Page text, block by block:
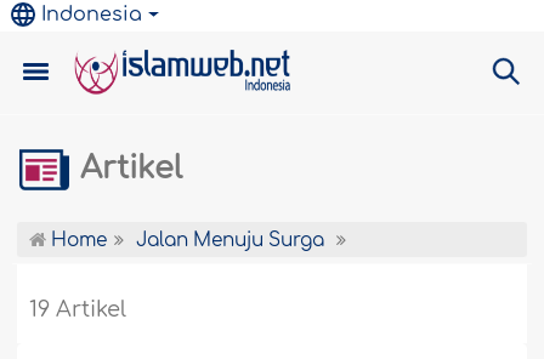
Indonesia
Artikel
Home Jalan Menuju Surga
19 Artikel